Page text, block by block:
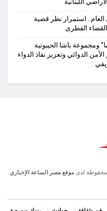
استمرار نظر قضية
القطرى
ومجموعة باشا الجيبوتية
الدوائي وتعزيز نفاذ الدواء
محفوظة لدى موقع مصر الساعة الإخباري.